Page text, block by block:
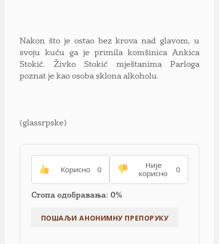
Nakon što je ostao bez krova nad glavom, u
svoju kuću ga je primila komšinica Ankica
Stokić. Živko Stokić mještanima Parloga
poznat je kao osoba sklona alkoholu.
(glassrpske)
Корисно 0
Није
корисно
0
Стопа одобравања: 0%